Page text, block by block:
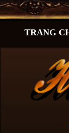
TRANG